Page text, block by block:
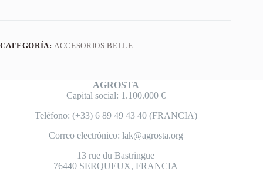
CATEGORÍA: ACCESORIOS BELLE
AGROSTA
Capital social: 1.100.000 €
Teléfono: (+33) 6 89 49 43 40 (FRANCIA)
Correo electrónico: lak@agrosta.org
13 rue du Bastringue
76440 SERQUEUX, FRANCIA